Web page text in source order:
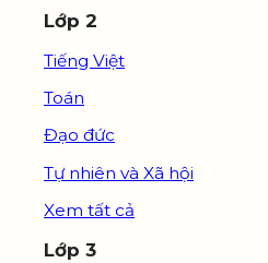
Lớp 2
Tiếng Việt
Toán
Đạo đức
Tự nhiên và Xã hội
Xem tất cả
Lớp 3